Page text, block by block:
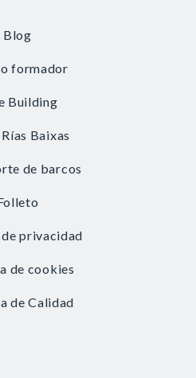
Blog
formador
Building
Baixas
de barcos
privacidad
de cookies
de Calidad